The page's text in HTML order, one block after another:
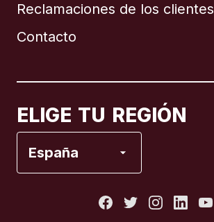
Reclamaciones de los clientes
Contacto
ELIGE TU REGIÓN
España
Brasil